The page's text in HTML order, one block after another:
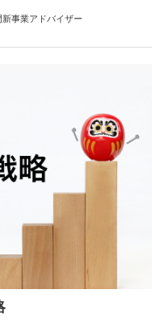
事業アドバイザー